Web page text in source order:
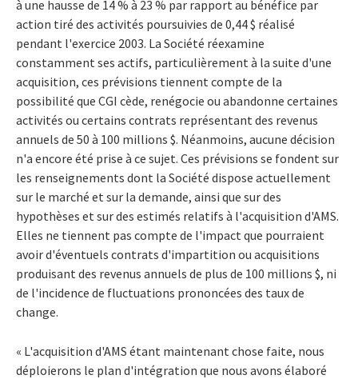
à une hausse de 14 % à 23 % par rapport au bénéfice par
action tiré des activités poursuivies de 0,44 $ réalisé
pendant l'exercice 2003. La Société réexamine
constamment ses actifs, particulièrement à la suite d'une
acquisition, ces prévisions tiennent compte de la
possibilité que CGI cède, renégocie ou abandonne certaines
activités ou certains contrats représentant des revenus
annuels de 50 à 100 millions $. Néanmoins, aucune décision
n'a encore été prise à ce sujet. Ces prévisions se fondent sur
les renseignements dont la Société dispose actuellement
sur le marché et sur la demande, ainsi que sur des
hypothèses et sur des estimés relatifs à l'acquisition d'AMS.
Elles ne tiennent pas compte de l'impact que pourraient
avoir d'éventuels contrats d'impartition ou acquisitions
produisant des revenus annuels de plus de 100 millions $, ni
de l'incidence de fluctuations prononcées des taux de
change.
« L'acquisition d'AMS étant maintenant chose faite, nous
déploierons le plan d'intégration que nous avons élaboré